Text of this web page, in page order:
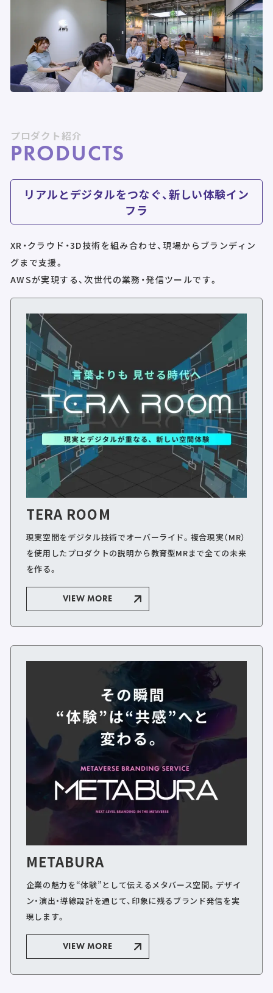
プロダクト紹介
PRODUCTS
リアルとデジタルをつなぐ、新しい体験イン
フラ
XR・クラウド・3D技術を組み合わせ、現場からブランディン
グまで支援。
AWSが実現する、次世代の業務・発信ツールです。
TERA ROOM
現実空間をデジタル技術でオーバーライド。複合現実（MR）
を使用したプロダクトの説明から教育型MRまで全ての未来
を作る。
VIEW MORE
METABURA
企業の魅力を“体験”として伝えるメタバース空間。デザイ
ン・演出・導線設計を通じて、印象に残るブランド発信を実
現します。
VIEW MORE